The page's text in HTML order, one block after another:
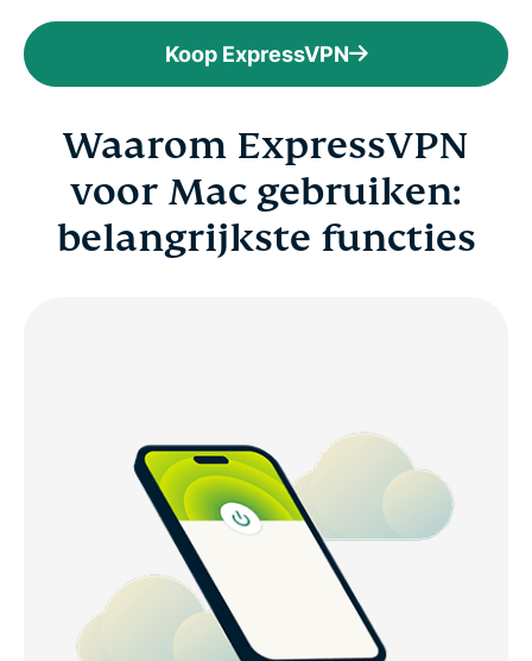
Koop ExpressVPN
Waarom ExpressVPN
voor Mac gebruiken:
belangrijkste functies